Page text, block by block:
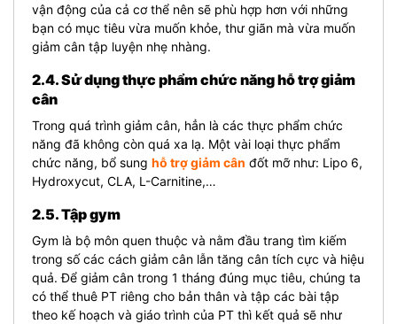
vận động của cả cơ thể nên sẽ phù hợp hơn với những
bạn có mục tiêu vừa muốn khỏe, thư giãn mà vừa muốn
giảm cân tập luyện nhẹ nhàng.
2.4. Sử dụng thực phẩm chức năng hỗ trợ giảm
cân
Trong quá trình giảm cân, hẳn là các thực phẩm chức
năng đã không còn quá xa lạ. Một vài loại thực phẩm
chức năng, bổ sung hỗ trợ giảm cân đốt mỡ như: Lipo 6,
Hydroxycut, CLA, L-Carnitine,…
2.5. Tập gym
Gym là bộ môn quen thuộc và nằm đầu trang tìm kiếm
trong số các cách giảm cân lẫn tăng cân tích cực và hiệu
quả. Để giảm cân trong 1 tháng đúng mục tiêu, chúng ta
có thể thuê PT riêng cho bản thân và tập các bài tập
theo kế hoạch và giáo trình của PT thì kết quả sẽ như